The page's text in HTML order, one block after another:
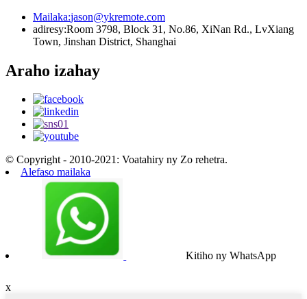
Mailaka:jason@ykremote.com
adiresy:Room 3798, Block 31, No.86, XiNan Rd., LvXiang
Town, Jinshan District, Shanghai
Araho izahay
© Copyright - 2010-2021: Voatahiry ny Zo rehetra.
Alefaso mailaka
Kitiho ny WhatsApp
x